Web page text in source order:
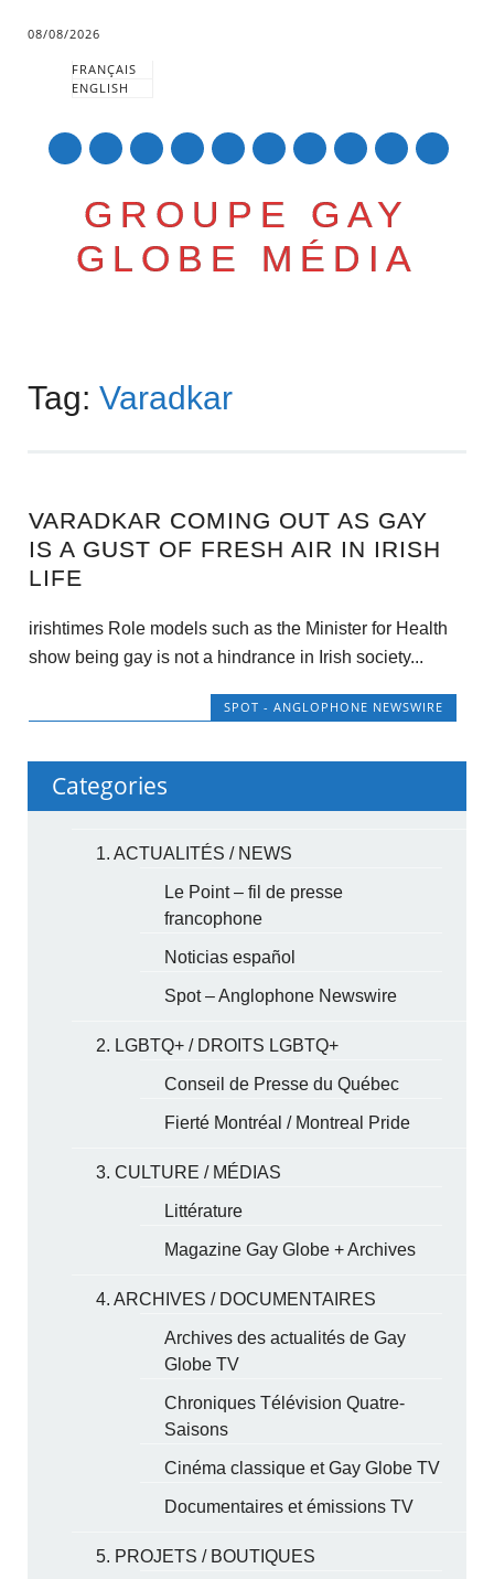
08/08/2026
FRANÇAIS
ENGLISH
GROUPE GAY
GLOBE MÉDIA
Main menu
content
Tag:Varadkar
VARADKAR COMING OUT AS GAY
IS A GUST OF FRESH AIR IN IRISH
LIFE
irishtimes Role models such as the Minister for Health
show being gay is not a hindrance in Irish society...
SPOT - ANGLOPHONE NEWSWIRE
Categories
1. ACTUALITÉS / NEWS
Le Point – fil de presse
francophone
Noticias español
Spot – Anglophone Newswire
2. LGBTQ+ / DROITS LGBTQ+
Conseil de Presse du Québec
Fierté Montréal / Montreal Pride
3. CULTURE / MÉDIAS
Littérature
Magazine Gay Globe + Archives
4. ARCHIVES / DOCUMENTAIRES
Archives des actualités de Gay
Globe TV
Chroniques Télévision Quatre-
Saisons
Cinéma classique et Gay Globe TV
Documentaires et émissions TV
5. PROJETS / BOUTIQUES